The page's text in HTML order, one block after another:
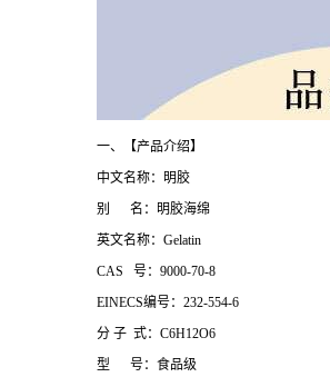
一、【产品介绍】
中文名称：明胶
别 名：明胶海绵
英文名称：Gelatin
CAS 号：9000-70-8
EINECS编号：232-554-6
分 子 式：C6H12O6
型 号：食品级